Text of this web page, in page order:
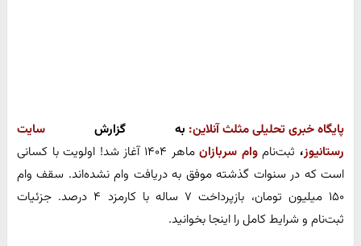
پایگاه خبری تحلیلی مثلث آنلاین: به گزارش سایت
رستانیوز، ثبت‌نام وام سربازان
ماهر ۱۴۰۴ آغاز شد! اولویت با کسانی
است که در سنوات گذشته موفق به دریافت وام نشده‌اند. سقف وام
۱۵۰ میلیون تومان، بازپرداخت ۷ ساله با کارمزد ۴ درصد. جزئیات
ثبت‌نام و شرایط کامل را اینجا بخوانید.